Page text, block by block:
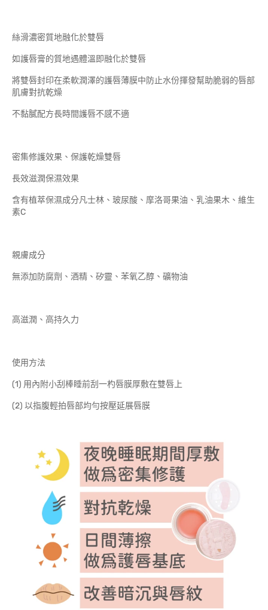
絲滑濃密質地融化於雙唇
如護唇膏的質地遇體溫即融化於雙唇
將雙唇封印在柔軟潤澤的護唇薄膜中防止水份揮發幫助脆弱的唇部
肌膚對抗乾燥
不黏膩配方長時間護唇不感不適
密集修護效果、保護乾燥雙唇
長效滋潤保濕效果
含有植萃保濕成分凡士林、玻尿酸、摩洛哥果油、乳油果木、維生
素C
親膚成分
無添加防腐劑、酒精、矽靈、苯氧乙醇、礦物油
高滋潤、高持久力
使用方法
(1) 用內附小刮棒睡前刮一杓唇膜厚敷在雙唇上
(2) 以指腹輕拍唇部均勻按壓延展唇膜